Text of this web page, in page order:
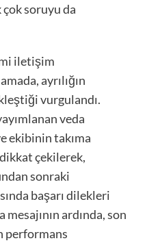
soruyu da
iletişim
ayrılığın
vurgulandı.
veda
ekibinin takıma
çekilerek,
sonraki
başarı dilekleri
ardında, son
performans